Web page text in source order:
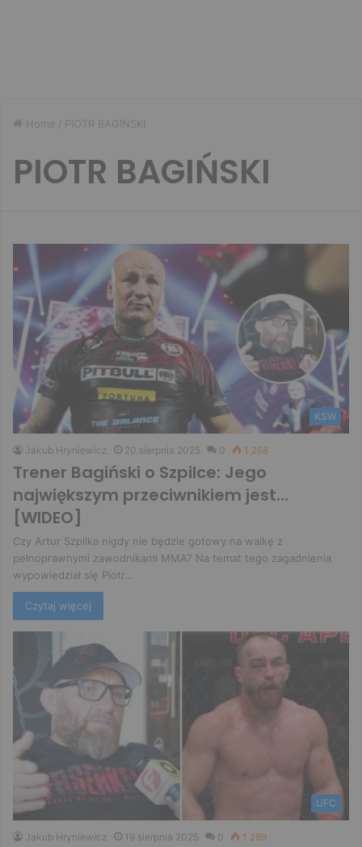
Home / PIOTR BAGIŃSKI
PIOTR BAGIŃSKI
KSW
Jakub Hryniewicz 20 sierpnia 2025 0 1 268
Trener Bagiński o Szpilce: Jego
największym przeciwnikiem jest…
[WIDEO]
Czy Artur Szpilka nigdy nie będzie gotowy na walkę z
pełnoprawnymi zawodnikami MMA? Na temat tego zagadnienia
wypowiedział się Piotr…
Czytaj więcej
UFC
Jakub Hryniewicz 19 sierpnia 2025 0 1 289